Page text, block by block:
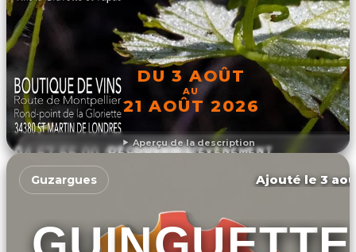
Aperçu de la description
DU 3 AOÛT
AU
21 AOÛT 2026
DÉCOUVRIR L'ÉVÉNEMENT
Guzargues Ajouté le 3